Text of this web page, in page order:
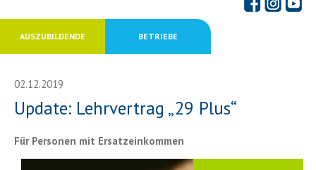
AUSZUBILDENDE BETRIEBE
02.12.2019
Update: Lehrvertrag „29 Plus“
Für Personen mit Ersatzeinkommen